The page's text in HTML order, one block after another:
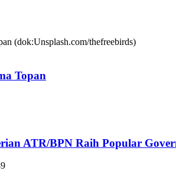
Topan
ATR/BPN Raih Popular